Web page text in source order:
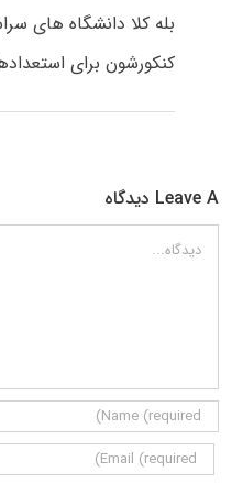
بله کلا دانشگاه های
کنکورشون برای
Leave A دیدگاه
دیدگاه